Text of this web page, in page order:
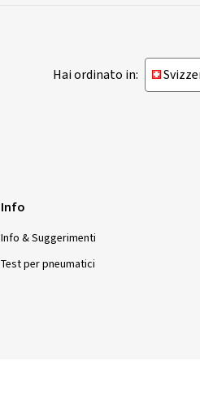
Hai ordinato in:
Info
Info & Suggerimenti
Test per pneumatici